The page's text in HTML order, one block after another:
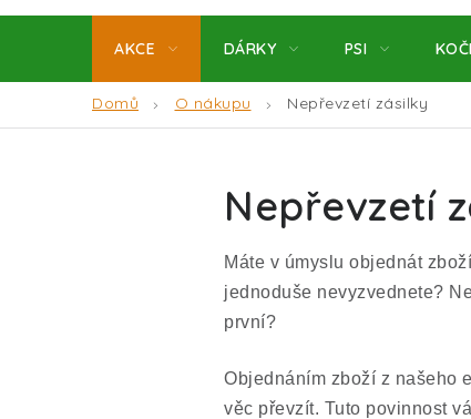
AKCE DÁRKY PSI
Domů O nákupu Nepřevzetí zásilky
Nepřevzetí
Máte v úmyslu objednát
jednoduše nevyzvednete?
první?
Objednáním zboží z našeho
věc převzít. Tuto povinnost